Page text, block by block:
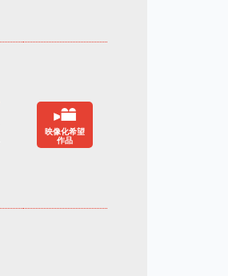
映像化希望
作品